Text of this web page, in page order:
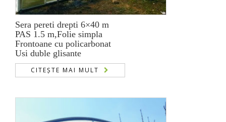
Sera pereti drepti 6×40 m
PAS 1.5 m,Folie simpla
Frontoane cu policarbonat
Usi duble glisante
CITEȘTE MAI MULT